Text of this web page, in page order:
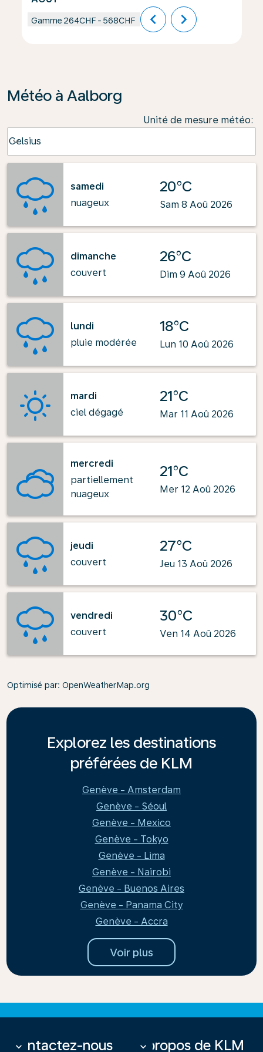
Gamme 264CHF - 568CHF chevron_left chevron_right
Météo à Aalborg
Unité de mesure météo:
Celsius
keyboard_arrow_down
samedi
nuageux
20°C
Sam 8 Aoû 2026
dimanche
couvert
26°C
Dim 9 Aoû 2026
lundi
pluie modérée
18°C
Lun 10 Aoû 2026
mardi
ciel dégagé
21°C
Mar 11 Aoû 2026
mercredi
partiellement
nuageux
21°C
Mer 12 Aoû 2026
jeudi
couvert
27°C
Jeu 13 Aoû 2026
vendredi
couvert
30°C
Ven 14 Aoû 2026
Optimisé par: OpenWeatherMap.org
Explorez les destinations
préférées de KLM
Genève - Amsterdam
Genève - Séoul
Genève - Mexico
Genève - Tokyo
Genève - Lima
Genève - Nairobi
Genève - Buenos Aires
Genève - Panama City
Genève - Accra
Voir plus
Contactez-nous
keyboard_arrow_down À propos de KLM
keyboard_arrow_down